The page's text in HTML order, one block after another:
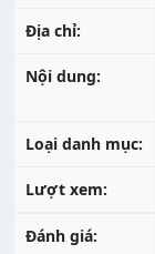
Địa chỉ:
Nội dung:
Loại danh mục:
Lượt xem:
Đánh giá: